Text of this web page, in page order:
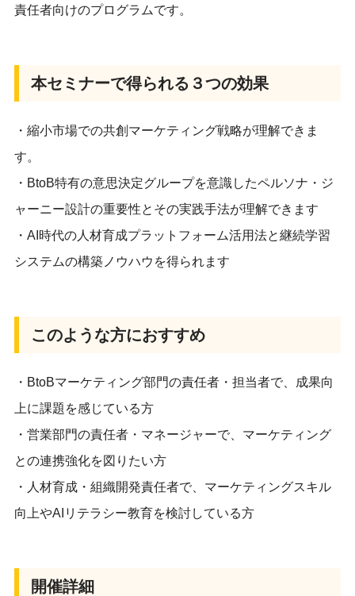
責任者向けのプログラムです。
本セミナーで得られる３つの効果
・縮小市場での共創マーケティング戦略が理解できま
す。
・BtoB特有の意思決定グループを意識したペルソナ・ジ
ャーニー設計の重要性とその実践手法が理解できます
・AI時代の人材育成プラットフォーム活用法と継続学習
システムの構築ノウハウを得られます
このような方におすすめ
・BtoBマーケティング部門の責任者・担当者で、成果向
上に課題を感じている方
・営業部門の責任者・マネージャーで、マーケティング
との連携強化を図りたい方
・人材育成・組織開発責任者で、マーケティングスキル
向上やAIリテラシー教育を検討している方
開催詳細